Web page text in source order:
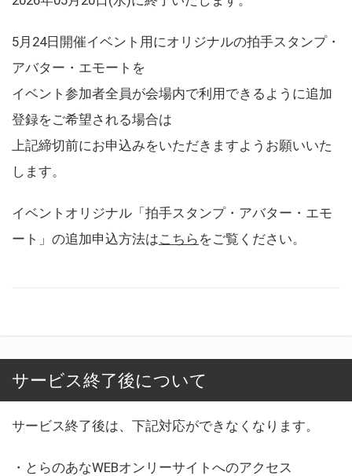
5月24日開催イベント用にオリジナルの拍手スタンプ・
アバター・エモートを
イベント参加者全員が会場内で利用できるように追加
登録をご希望される場合は
上記締切前にお申込みをいただきますようお願いいた
します。
イベントオリジナル「拍手スタンプ・アバター・エモ
ート」の追加申込方法はこちら をご覧ください。
サービス終了後について
サービス終了後は、下記対応ができなくなります。
・とらのあなWEBオンリーサイトへのアクセス